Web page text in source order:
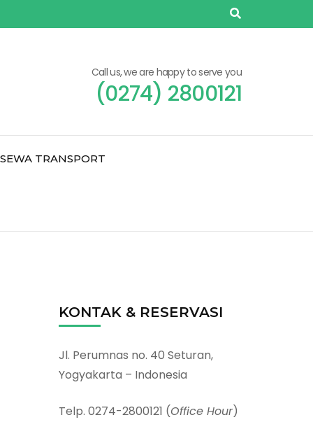
Call us, we are happy to serve you
(0274) 2800121
SEWA TRANSPORT
KONTAK & RESERVASI
Jl. Perumnas no. 40 Seturan,
Yogyakarta – Indonesia
Telp. 0274-2800121 (Office Hour)